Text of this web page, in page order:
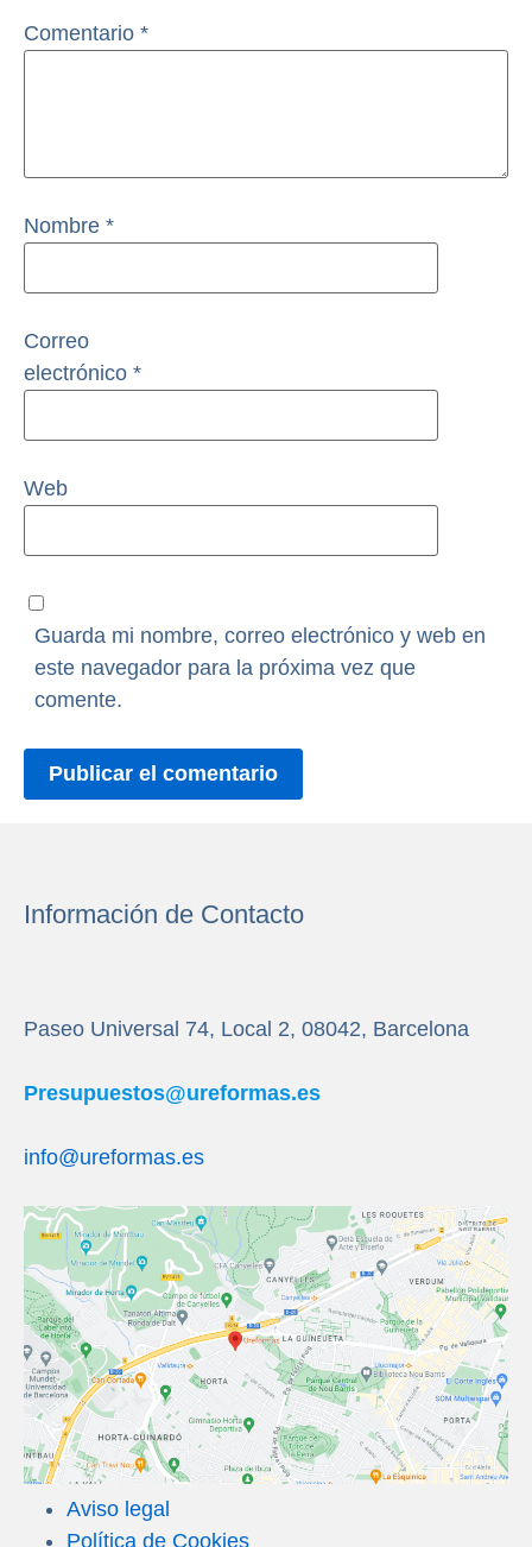
Comentario *
Nombre *
Correo
electrónico *
Web
Guarda mi nombre, correo electrónico y web en
este navegador para la próxima vez que
comente.
Información de Contacto
Paseo Universal 74, Local 2, 08042, Barcelona
Presupuestos@ureformas.es
info@ureformas.es
Aviso legal
Política de Cookies